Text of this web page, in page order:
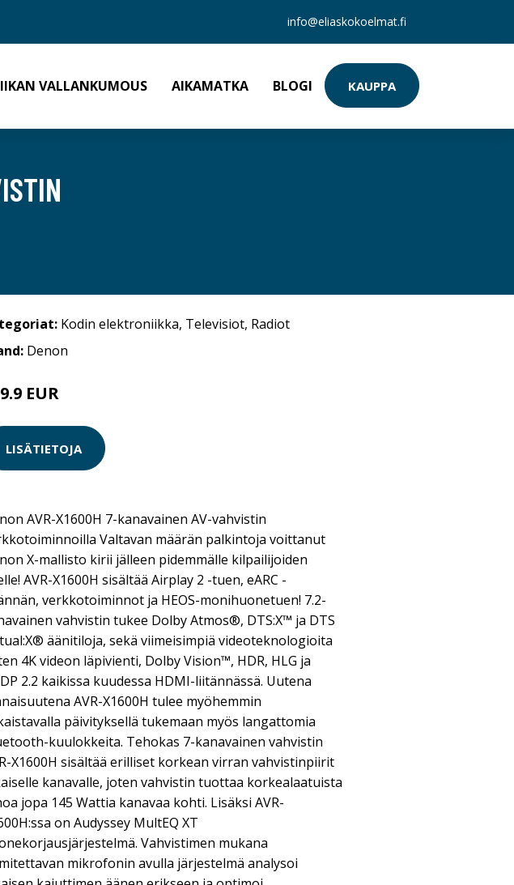
info@eliaskokoelmat.fi
VALLANKUMOUS AIKAMATKA BLOGI KAUPPA
Kodin elektroniikka, Televisiot, Radiot
Denon
EUR
LISÄTIETOJA
AVR-X1600H 7-kanavainen AV-vahvistin
Valtavan määrän palkintoja voittanut
X-mallisto kirii jälleen pidemmälle kilpailijoiden
AVR-X1600H sisältää Airplay 2 -tuen, eARC -
verkkotoiminnot ja HEOS-monihuonetuen! 7.2-
vahvistin tukee Dolby Atmos®, DTS:X™ ja DTS
äänitiloja, sekä viimeisimpiä videoteknologioita
4K videon läpivienti, Dolby Vision™, HDR, HLG ja
2.2 kaikissa kuudessa HDMI-liitännässä. Uutena
AVR-X1600H tulee myöhemmin
päivityksellä tukemaan myös langattomia
kuulokkeita. Tehokas 7-kanavainen vahvistin
X1600H sisältää erilliset korkean virran vahvistinpiirit
kanavalle, joten vahvistin tuottaa korkealaatuista
jopa 145 Wattia kanavaa kohti. Lisäksi AVR-
on Audyssey MultEQ XT
Vahvistimen mukana
mikrofonin avulla järjestelmä analysoi